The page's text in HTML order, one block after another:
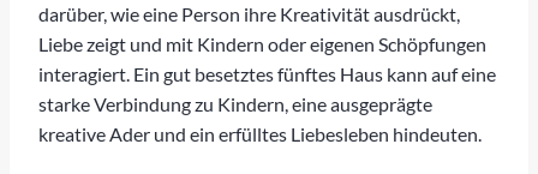
darüber, wie eine Person ihre Kreativität ausdrückt,
Liebe zeigt und mit Kindern oder eigenen Schöpfungen
interagiert. Ein gut besetztes fünftes Haus kann auf eine
starke Verbindung zu Kindern, eine ausgeprägte
kreative Ader und ein erfülltes Liebesleben hindeuten.